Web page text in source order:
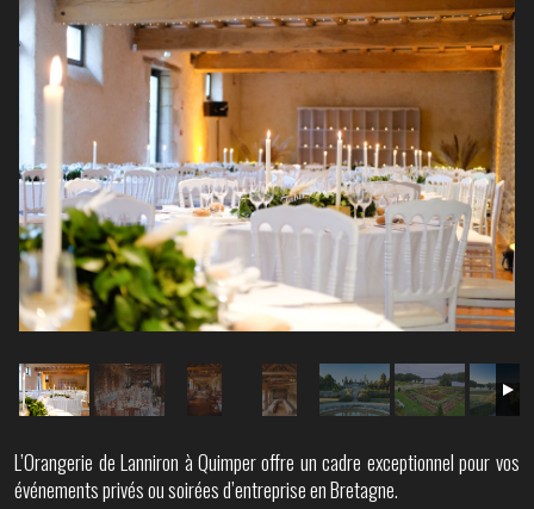
L’Orangerie de Lanniron à Quimper offre un cadre exceptionnel pour vos
événements privés ou soirées d’entreprise en Bretagne.